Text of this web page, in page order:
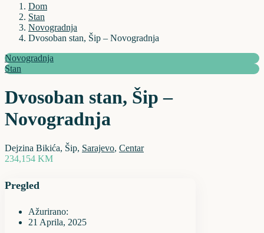
Dom
Stan
Novogradnja
Dvosoban stan, Šip – Novogradnja
Novogradnja
Stan
Dvosoban stan, Šip –
Novogradnja
Dejzina Bikića, Šip, Sarajevo, Centar
234,154 KM
Pregled
Ažurirano:
21 Aprila, 2025